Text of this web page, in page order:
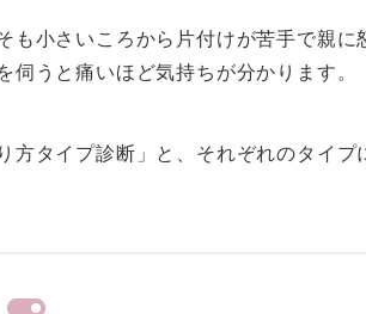
も小さいころから片付けが苦手で親に
うと痛いほど気持ちが分かります。
方タイプ診断」と、それぞれのタイプ